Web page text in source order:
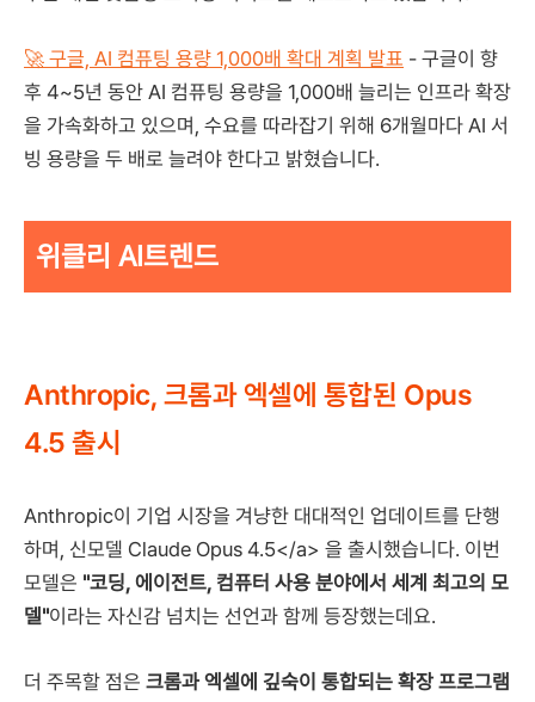
🚀 구글, AI 컴퓨팅 용량 1,000배 확대 계획 발표 - 구글이 향
후 4~5년 동안 AI 컴퓨팅 용량을 1,000배 늘리는 인프라 확장
을 가속화하고 있으며, 수요를 따라잡기 위해 6개월마다 AI 서
빙 용량을 두 배로 늘려야 한다고 밝혔습니다.
위클리 AI트렌드
Anthropic, 크롬과 엑셀에 통합된 Opus
4.5 출시
Anthropic이 기업 시장을 겨냥한 대대적인 업데이트를 단행
하며, 신모델 Claude Opus 4.5</a> 을 출시했습니다. 이번
모델은 "코딩, 에이전트, 컴퓨터 사용 분야에서 세계 최고의 모
델"이라는 자신감 넘치는 선언과 함께 등장했는데요.
더 주목할 점은 크롬과 엑셀에 깊숙이 통합되는 확장 프로그램